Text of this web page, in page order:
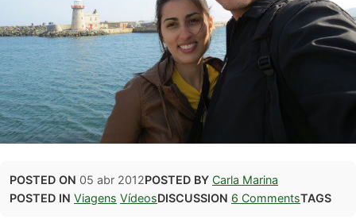
POSTED ON 05 abr 2012POSTED BY Carla Marina
POSTED IN Viagens VídeosDISCUSSION 6 CommentsTAGS